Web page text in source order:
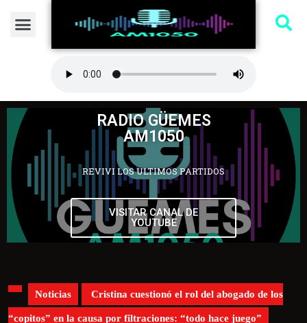
RADIO GÜEMES
AM1050
REVIVI LOS ULTIMOS PARTIDOS
VISITAR CANAL DE
YOUTUBE
Noticias Cristina cuestionó el rol del abogado de los
“copitos” en la causa por filtraciones: “todo hace juego”